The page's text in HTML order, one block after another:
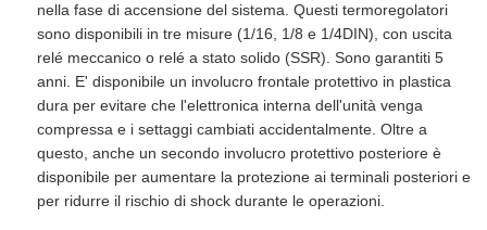
nella fase di accensione del sistema. Questi termoregolatori
sono disponibili in tre misure (1/16, 1/8 e 1/4DIN), con uscita
relé meccanico o relé a stato solido (SSR). Sono garantiti 5
anni. E' disponibile un involucro frontale protettivo in plastica
dura per evitare che l'elettronica interna dell'unità venga
compressa e i settaggi cambiati accidentalmente. Oltre a
questo, anche un secondo involucro protettivo posteriore è
disponibile per aumentare la protezione ai terminali posteriori e
per ridurre il rischio di shock durante le operazioni.